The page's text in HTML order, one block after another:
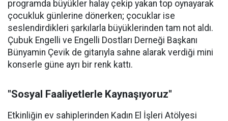
programda büyükler halay çekip yakan top oynayarak
çocukluk günlerine dönerken; çocuklar ise
seslendirdikleri şarkılarla büyüklerinden tam not aldı.
Çubuk Engelli ve Engelli Dostları Derneği Başkanı
Bünyamin Çevik de gitarıyla sahne alarak verdiği mini
konserle güne ayrı bir renk kattı.
"Sosyal Faaliyetlerle Kaynaşıyoruz"
Etkinliğin ev sahiplerinden Kadın El İşleri Atölyesi